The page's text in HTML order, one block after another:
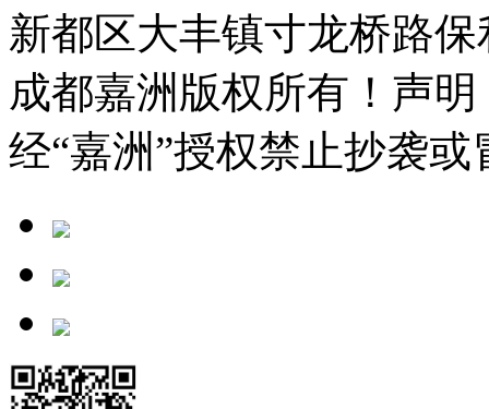
新都区大丰镇寸龙桥路保
成都嘉洲版权所有！声
经“嘉洲”授权禁止抄袭